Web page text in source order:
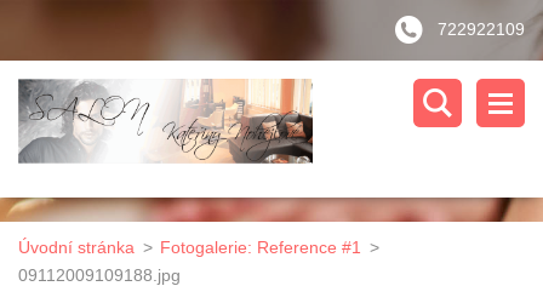
722922109
Úvodní stránka > Fotogalerie: Reference #1
>
09112009109188.jpg